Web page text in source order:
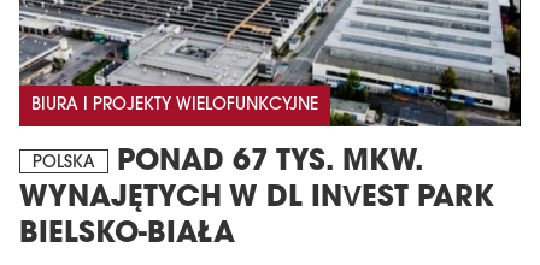
BIURA I PROJEKTY WIELOFUNKCYJNE
POLSKA
PONAD 67 TYS. MKW.
WYNAJĘTYCH W DL INVEST PARK
BIELSKO-BIAŁA